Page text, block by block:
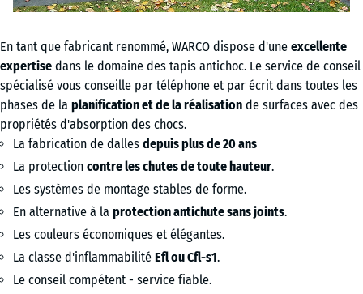
En tant que fabricant renommé, WARCO dispose d'une excellente
expertise dans le domaine des tapis antichoc. Le service de conseil
spécialisé vous conseille par téléphone et par écrit dans toutes les
phases de la planification et de la réalisation de surfaces avec des
propriétés d'absorption des chocs.
La fabrication de dalles depuis plus de 20 ans
La protection contre les chutes de toute hauteur.
Les systèmes de montage stables de forme.
En alternative à la protection antichute sans joints.
Les couleurs économiques et élégantes.
La classe d'inflammabilité Efl ou Cfl-s1.
Le conseil compétent - service fiable.